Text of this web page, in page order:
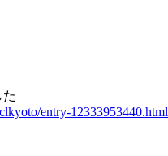
entry-12333953440.html